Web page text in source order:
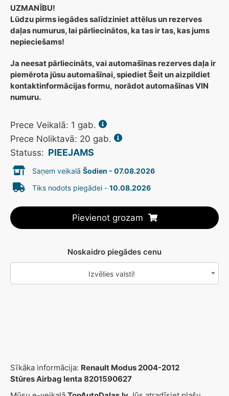
UZMANĪBU!
Lūdzu pirms iegādes salīdziniet attēlus un rezerves
daļas numurus, lai pārliecinātos, ka tas ir tas, kas jums
nepieciešams!
Ja neesat pārliecināts, vai automašīnas rezerves daļa ir
piemērota jūsu automašīnai, spiediet Šeit un aizpildiet
kontaktinformācijas formu, norādot automašīnas VIN
numuru.
Prece Veikalā: 1 gab.
Prece Noliktavā: 20 gab.
Statuss: PIEEJAMS
Saņem veikalā Šodien - 07.08.2026
Tiks nodots piegādei - 10.08.2026
Pievienot grozam
Noskaidro piegādes cenu
Izvēlies valsti!
Sīkāka informācija: Renault Modus 2004-2012
Stūres Airbag lenta 8201590627